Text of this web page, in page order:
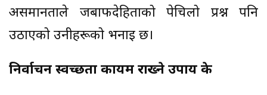
असमानताले जबाफदेहिताको पेचिलो प्रश्न पनि
उठाएको उनीहरूको भनाइ छ।
निर्वाचन स्वच्छता कायम राख्ने उपाय के